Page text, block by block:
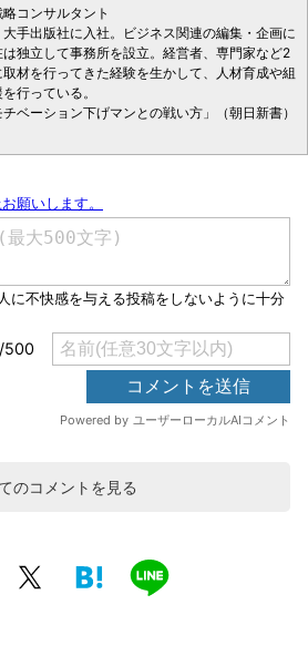
コンサルタント
手出版社に入社。ビジネス関連の編集・企画に
独立して事務所を設立。経営者、専門家など2
材を行ってきた経験を生かして、人材育成や組
行っている。
ベーション下げマンとの戦い方」（朝日新書）
のコメントを見る